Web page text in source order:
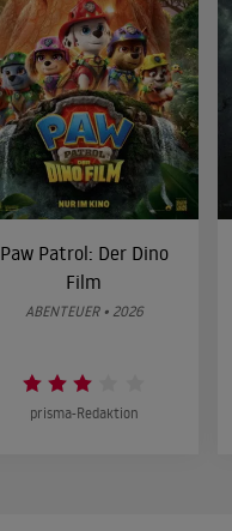
Paw Patrol: Der Dino
Film
ABENTEUER • 2026
prisma-Redaktion